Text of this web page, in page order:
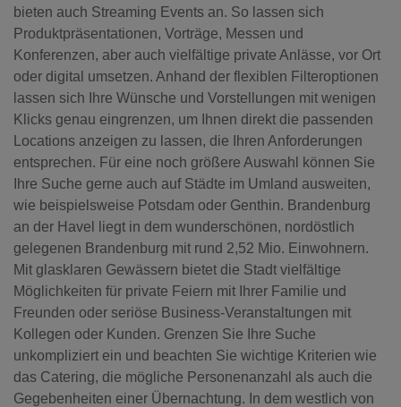
bieten auch Streaming Events an. So lassen sich
Produktpräsentationen, Vorträge, Messen und
Konferenzen, aber auch vielfältige private Anlässe, vor Ort
oder digital umsetzen. Anhand der flexiblen Filteroptionen
lassen sich Ihre Wünsche und Vorstellungen mit wenigen
Klicks genau eingrenzen, um Ihnen direkt die passenden
Locations anzeigen zu lassen, die Ihren Anforderungen
entsprechen. Für eine noch größere Auswahl können Sie
Ihre Suche gerne auch auf Städte im Umland ausweiten,
wie beispielsweise Potsdam oder Genthin. Brandenburg
an der Havel liegt in dem wunderschönen, nordöstlich
gelegenen Brandenburg mit rund 2,52 Mio. Einwohnern.
Mit glasklaren Gewässern bietet die Stadt vielfältige
Möglichkeiten für private Feiern mit Ihrer Familie und
Freunden oder seriöse Business-Veranstaltungen mit
Kollegen oder Kunden. Grenzen Sie Ihre Suche
unkompliziert ein und beachten Sie wichtige Kriterien wie
das Catering, die mögliche Personenanzahl als auch die
Gegebenheiten einer Übernachtung. In dem westlich von